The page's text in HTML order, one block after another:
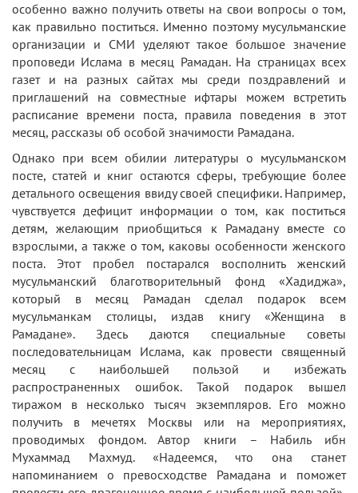
особенно важно получить ответы на свои вопросы о том,
как правильно поститься. Именно поэтому мусульманские
организации и СМИ уделяют такое большое значение
проповеди Ислама в месяц Рамадан. На страницах всех
газет и на разных сайтах мы среди поздравлений и
приглашений на совместные ифтары можем встретить
расписание времени поста, правила поведения в этот
месяц, рассказы об особой значимости Рамадана.
Однако при всем обилии литературы о мусульманском
посте, статей и книг остаются сферы, требующие более
детального освещения ввиду своей специфики. Например,
чувствуется дефицит информации о том, как поститься
детям, желающим приобщиться к Рамадану вместе со
взрослыми, а также о том, каковы особенности женского
поста. Этот пробел постарался восполнить женский
мусульманский благотворительный фонд «Хадиджа»,
который в месяц Рамадан сделал подарок всем
мусульманкам столицы, издав книгу «Женщина в
Рамадане». Здесь даются специальные советы
последовательницам Ислама, как провести священный
месяц с наибольшей пользой и избежать
распространенных ошибок. Такой подарок вышел
тиражом в несколько тысяч экземпляров. Его можно
получить в мечетях Москвы или на мероприятиях,
проводимых фондом. Автор книги – Набиль ибн
Мухаммад Махмуд. «Надеемся, что она станет
напоминанием о превосходстве Рамадана и поможет